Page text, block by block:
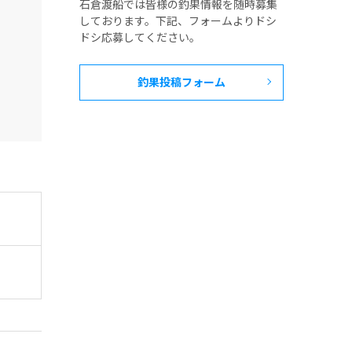
石倉渡船では皆様の釣果情報を随時募集
しております。下記、フォームよりドシ
ドシ応募してください。
釣果投稿フォーム